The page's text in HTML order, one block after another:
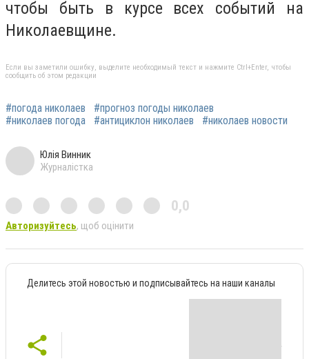
чтобы быть в курсе всех событий на
Николаевщине.
Если вы заметили ошибку, выделите необходимый текст и нажмите Ctrl+Enter, чтобы
сообщить об этом редакции
#погода николаев
#прогноз погоды николаев
#николаев погода
#антициклон николаев #николаев новости
Юлія Винник
Журналістка
0,0
Авторизуйтесь, щоб оцінити
Делитесь этой новостью и подписывайтесь на наши каналы